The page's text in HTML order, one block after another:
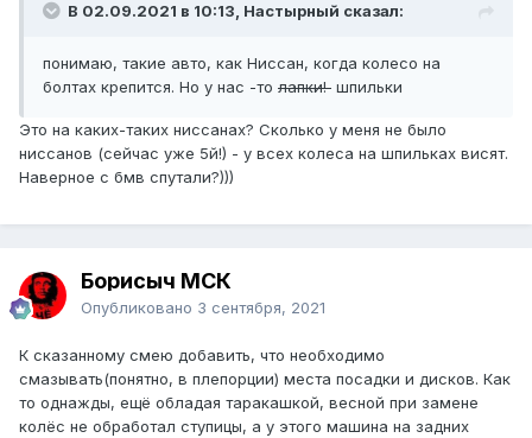
В 02.09.2021 в 10:13, Настырный сказал:
понимаю, такие авто, как Ниссан, когда колесо на
болтах крепится. Но у нас -то лапки! шпильки
Это на каких-таких ниссанах? Сколько у меня не было
ниссанов (сейчас уже 5й!) - у всех колеса на шпильках висят.
Наверное с бмв спутали?)))
Борисыч МСК
Опубликовано 3 сентября, 2021
К сказанному смею добавить, что необходимо
смазывать(понятно, в плепорции) места посадки и дисков. Как
то однажды, ещё обладая таракашкой, весной при замене
колёс не обработал ступицы, а у этого машина на задних